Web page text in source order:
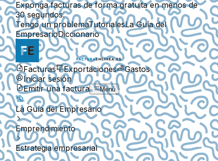
Exponga facturas de forma gratuita en menos de
30 segundos.
Tengo un problemaTutorialesLa Guía del
EmpresarioDiccionario
Facturas Exportaciones
Gastos
Iniciar sesión
Emitir una factura
Menú
La Guía del Empresario
Emprendimiento
Estrategia empresarial